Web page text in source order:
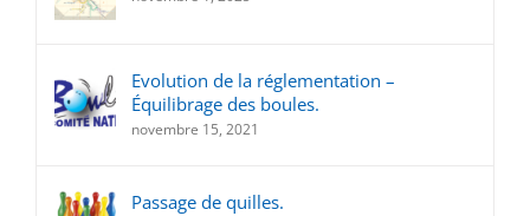
Evolution de la réglementation –
Équilibrage des boules.
novembre 15, 2021
Passage de quilles.